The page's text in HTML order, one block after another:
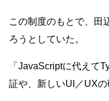
この制度のもとで、田
ろうとしていた。
「JavaScriptに代えて
証や、新しいUI／UXの